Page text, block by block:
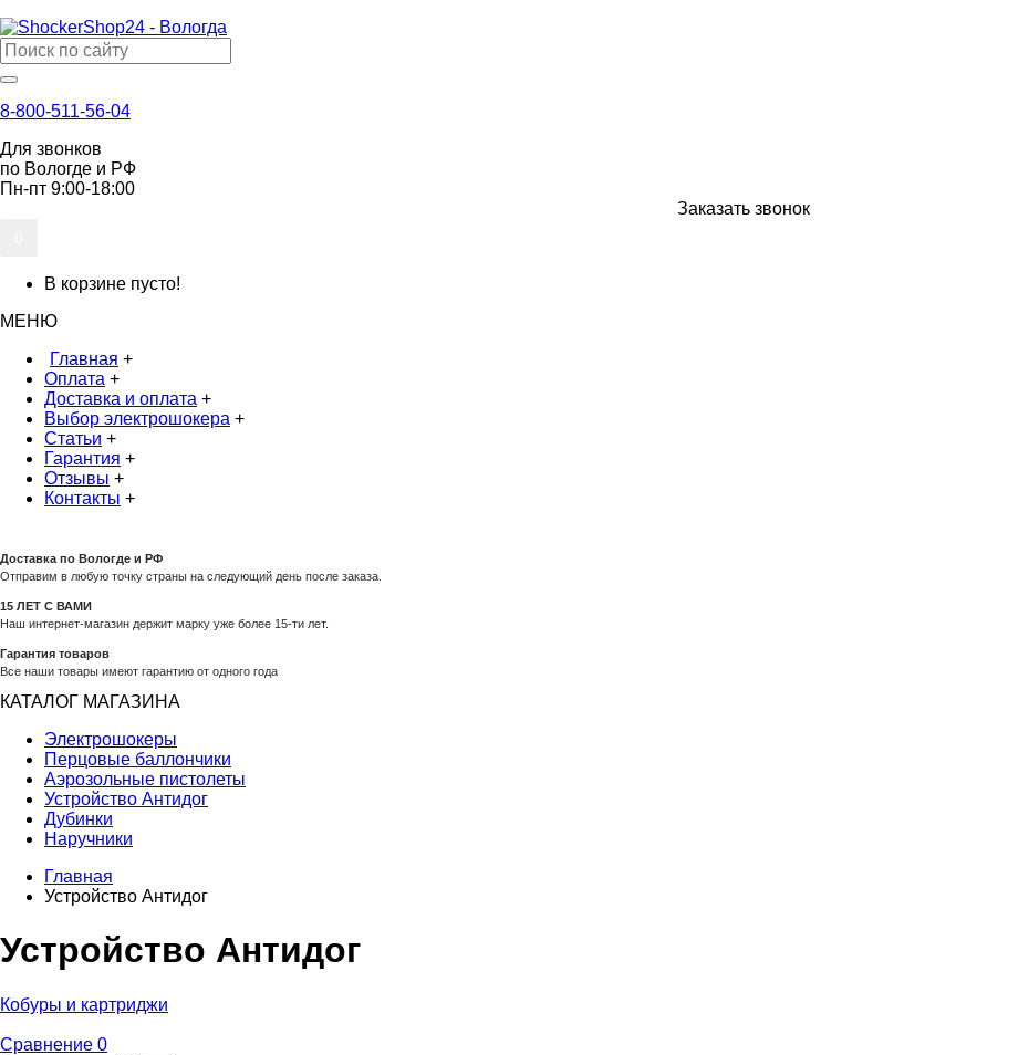
8-800-511-56-04
Для звонков
по Вологде и РФ
Пн-пт 9:00-18:00
Заказать звонок
В корзине пусто!
МЕНЮ
Главная +
Оплата +
Доставка и оплата +
Выбор электрошокера +
Статьи +
Гарантия +
Отзывы +
Контакты +
Доставка по Вологде и РФ
Отправим в любую точку страны на следующий день после заказа.
15 ЛЕТ С ВАМИ
Наш интернет-магазин держит марку уже более 15-ти лет.
Гарантия товаров
Все наши товары имеют гарантию от одного года
КАТАЛОГ МАГАЗИНА
Электрошокеры
Перцовые баллончики
Аэрозольные пистолеты
Устройство Антидог
Дубинки
Наручники
Главная
Устройство Антидог
Устройство Антидог
Кобуры и картриджи
Сравнение 0